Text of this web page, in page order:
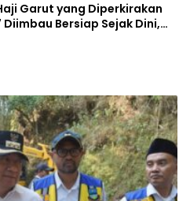
Garut yang Diperkirakan
Bersiap Sejak Dini,
Haji Pintar